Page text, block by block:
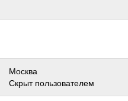
Москва
Скрыт пользователем